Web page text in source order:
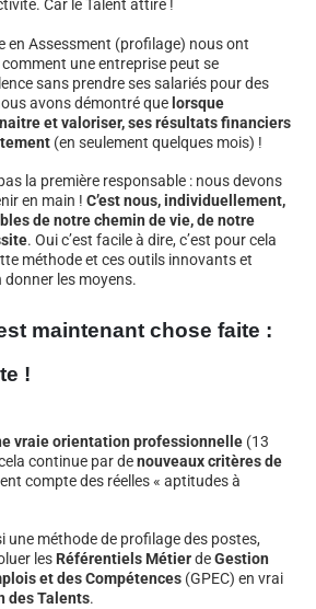
Car le Talent attire !
en Assessment (profilage) nous ont
une entreprise peut se
sans prendre ses salariés pour des
avons démontré que lorsque
et valoriser, ses résultats financiers
(en seulement quelques mois) !
la première responsable : nous devons
en main ! C’est nous, individuellement,
de notre chemin de vie, de notre
. Oui c’est facile à dire, c’est pour cela
méthode et ces outils innovants et
les moyens.
maintenant chose faite :
!
vraie orientation professionnelle (13
continue par denouveaux critères de
compte des réelles « aptitudes à
une méthode de profilage des postes,
les Référentiels MétierdeGestion
et des Compétences (GPEC) en vrai
des Talents.